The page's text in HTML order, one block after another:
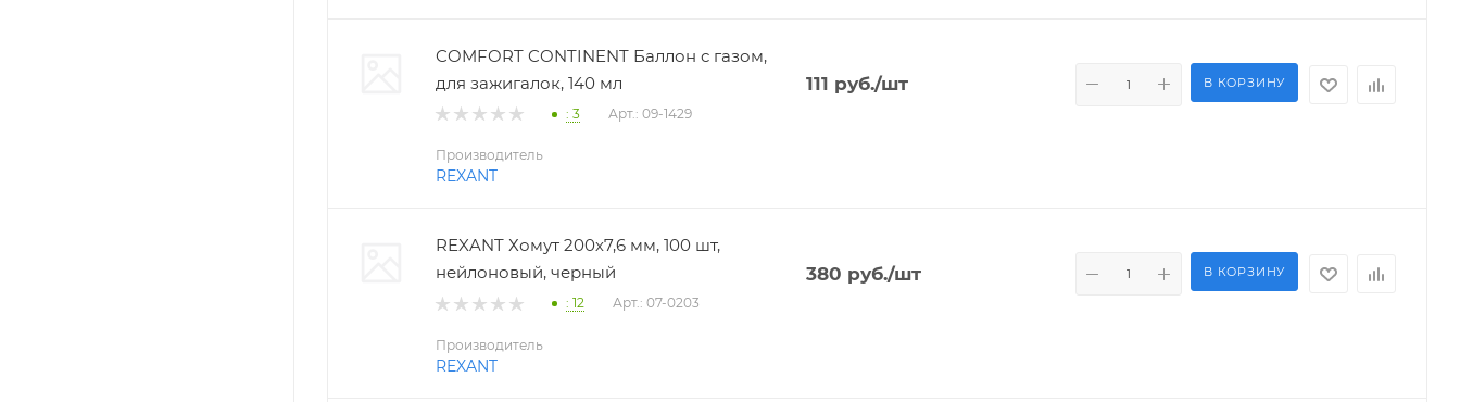
COMFORT CONTINENT Баллон с газом,
для зажигалок, 140 мл
: 3 Арт.: 09-1429
111 руб./шт В КОРЗИНУ
Производитель
REXANT
REXANT Хомут 200х7,6 мм, 100 шт,
нейлоновый, черный
: 12 Арт.: 07-0203
380 руб./шт В КОРЗИНУ
Производитель
REXANT